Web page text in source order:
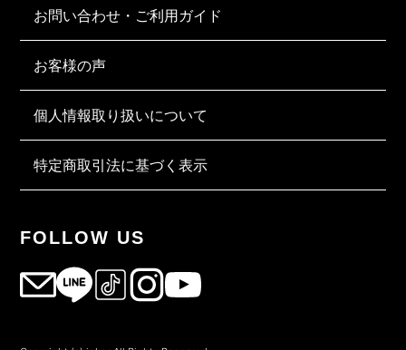
お問い合わせ・ご利用ガイド
お客様の声
個人情報取り扱いについて
特定商取引法に基づく表示
FOLLOW US